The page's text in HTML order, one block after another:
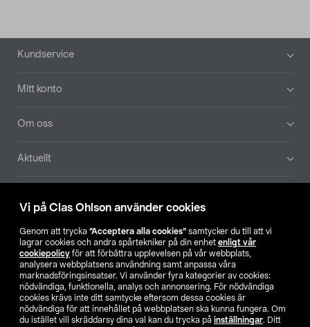
Vi på Clas Ohlson använder cookies
Genom att trycka ”Acceptera alla cookies” samtycker du till att vi
lagrar cookies och andra spårtekniker på din enhet enligt vår
cookiepolicy för att förbättra upplevelsen på vår webbplats,
analysera webbplatsens användning samt anpassa våra
marknadsföringsinsatser. Vi använder fyra kategorier av cookies:
nödvändiga, funktionella, analys och annonsering. För nödvändiga
cookies krävs inte ditt samtycke eftersom dessa cookies är
nödvändiga för att innehållet på webbplatsen ska kunna fungera. Om
du istället vill skräddarsy dina val kan du trycka på inställningar. Ditt
Sidfot
Kundservice
Mitt konto
Om oss
Aktuellt
Hitta butik
SE NO FI